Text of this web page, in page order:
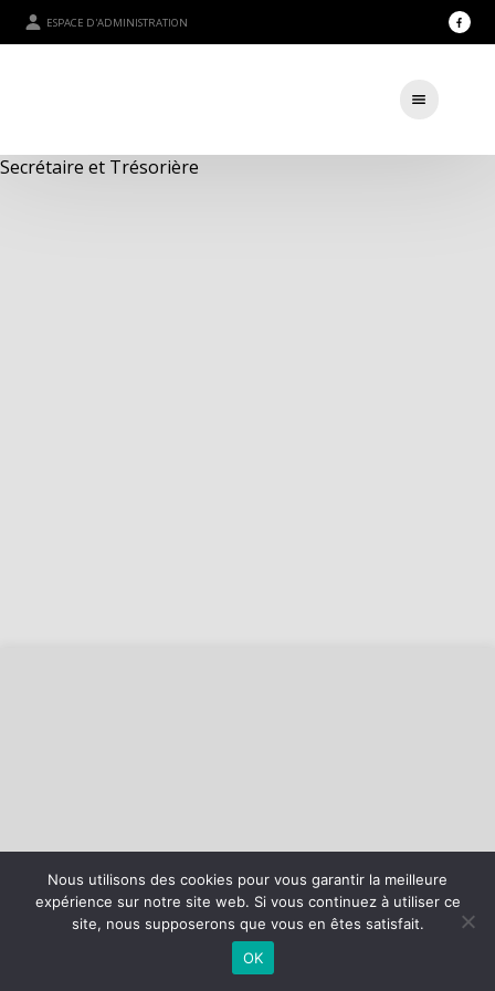
ESPACE D'ADMINISTRATION
Secrétaire et Trésorière
©2026 - AS Loon Plage Basket | Site internet réalisé par
MENTIONS LÉGALES
Nous utilisons des cookies pour vous garantir la meilleure
expérience sur notre site web. Si vous continuez à utiliser ce
site, nous supposerons que vous en êtes satisfait.
OK